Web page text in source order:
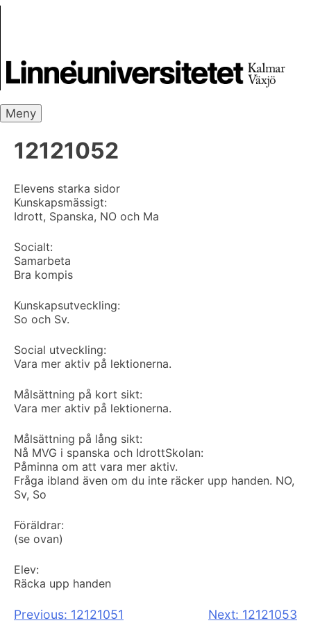
Meny
12121052
Elevens starka sidor
Kunskapsmässigt:
Idrott, Spanska, NO och Ma
Socialt:
Samarbeta
Bra kompis
Kunskapsutveckling:
So och Sv.
Social utveckling:
Vara mer aktiv på lektionerna.
Målsättning på kort sikt:
Vara mer aktiv på lektionerna.
Målsättning på lång sikt:
Nå MVG i spanska och IdrottSkolan:
Påminna om att vara mer aktiv.
Fråga ibland även om du inte räcker upp handen. NO,
Sv, So
Föräldrar:
(se ovan)
Elev:
Räcka upp handen
Inläggsnavigering
Previous: 12121051 Next: 12121053